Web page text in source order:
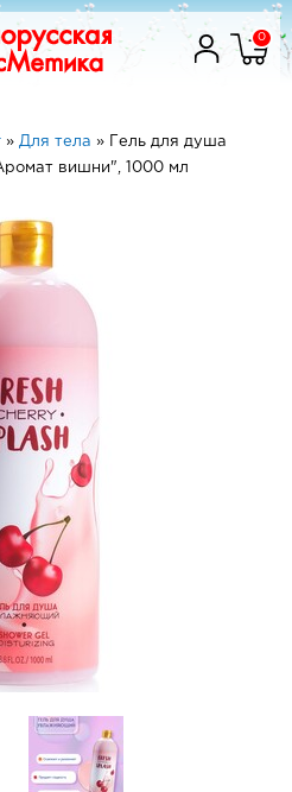
0
» Для тела »
Гель для душа
вишни", 1000 мл